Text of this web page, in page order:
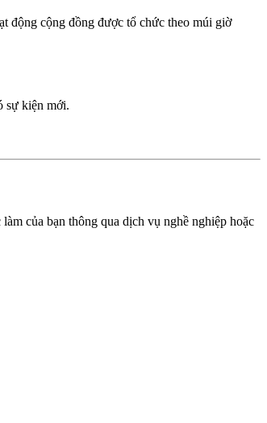
động cộng đồng được tổ chức theo múi giờ
sự kiện mới.
của bạn thông qua dịch vụ nghề nghiệp hoặc